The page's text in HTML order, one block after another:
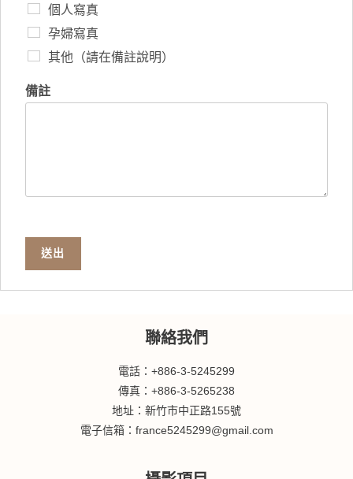
個人寫真
孕婦寫真
其他（請在備註說明）
備註
送出
聯絡我們
電話：+886-3-5245299
傳真：+886-3-5265238
地址：新竹市中正路155號
電子信箱：france5245299@gmail.com